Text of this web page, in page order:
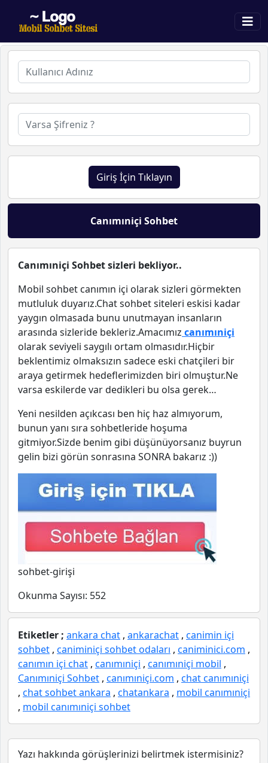
Giriş İçin Tıklayın
Canımıniçi Sohbet
Canımıniçi Sohbet sizleri bekliyor..
Mobil sohbet canımın içi olarak sizleri görmekten
mutluluk duyarız.Chat sohbet siteleri eskisi kadar
yaygın olmasada bunu unutmayan insanların
arasında sizleride bekleriz.Amacımız canımıniçi
olarak seviyeli saygılı ortam olmasıdır.Hiçbir
beklentimiz olmaksızın sadece eski chatçileri bir
araya getirmek hedeflerimizden biri olmuştur.Ne
varsa eskilerde var dedikleri bu olsa gerek…
Yeni nesilden açıkcası ben hiç haz almıyorum,
bunun yanı sıra sohbetleride hoşuma
gitmiyor.Sizde benim gibi düşünüyorsanız buyrun
gelin bizi görün sonrasına SONRA bakarız :))
sohbet-girişi
Okunma Sayısı: 552
Etiketler ; ankara chat , ankarachat , canimin içi
sohbet , caniminiçi sohbet odaları , caniminici.com ,
canımın içi chat , canımıniçi , canımıniçi mobil ,
Canımıniçi Sohbet , canımıniçi.com , chat canımıniçi
, chat sohbet ankara , chatankara , mobil canımıniçi
, mobil canımıniçi sohbet
Yazı hakkında görüşlerinizi belirtmek istermisiniz?